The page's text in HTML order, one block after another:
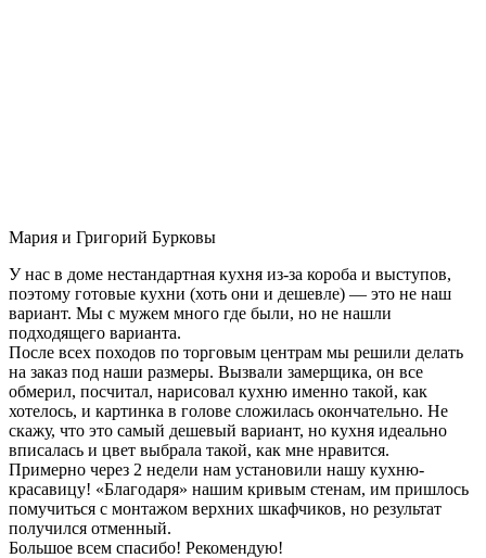
Мария и Григорий Бурковы
У нас в доме нестандартная кухня из-за короба и выступов,
поэтому готовые кухни (хоть они и дешевле) — это не наш
вариант. Мы с мужем много где были, но не нашли
подходящего варианта.
После всех походов по торговым центрам мы решили делать
на заказ под наши размеры. Вызвали замерщика, он все
обмерил, посчитал, нарисовал кухню именно такой, как
хотелось, и картинка в голове сложилась окончательно. Не
скажу, что это самый дешевый вариант, но кухня идеально
вписалась и цвет выбрала такой, как мне нравится.
Примерно через 2 недели нам установили нашу кухню-
красавицу! «Благодаря» нашим кривым стенам, им пришлось
помучиться с монтажом верхних шкафчиков, но результат
получился отменный.
Большое всем спасибо! Рекомендую!